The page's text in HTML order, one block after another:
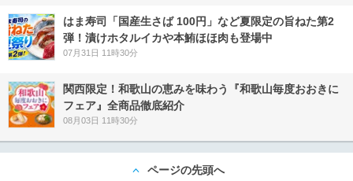
はま寿司「国産生さば 100円」など夏限定の旨ねた第2
弾！漬けホタルイカや本鮪ほほ肉も登場中
07月31日 11時30分
関西限定！和歌山の恵みを味わう『和歌山毎度おおきに
フェア』全商品徹底紹介
08月03日 11時30分
ページの先頭へ